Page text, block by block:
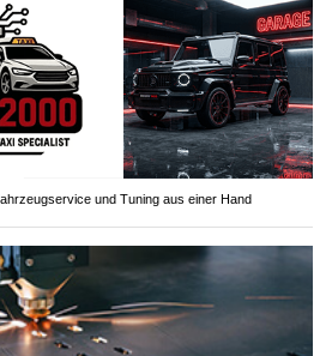
und Tuning aus einer Hand